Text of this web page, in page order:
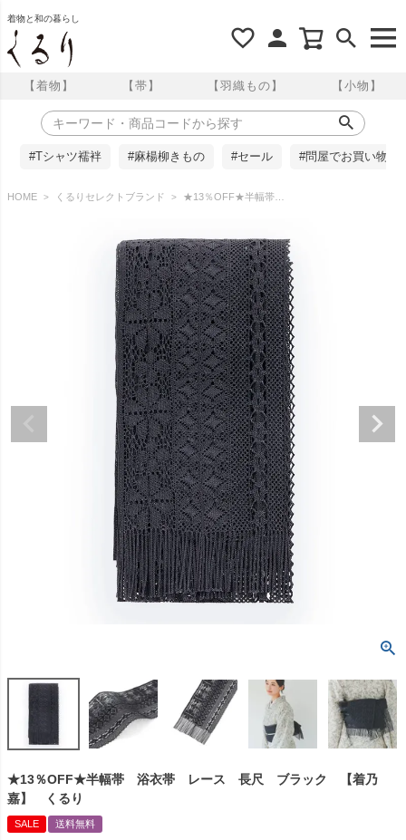
着物と和の暮らし
【着物】 【帯】 【羽織もの】 【小物】
#Tシャツ襦袢 #麻楊柳きもの #セール #問屋でお買い物
HOME くるりセレクトブランド ★13％OFF★半幅帯 浴衣帯 レース 長尺 ブラック 【着乃嘉】 くるり
★13％OFF★半幅帯 浴衣帯 レース 長尺 ブラック 【着乃
嘉】 くるり
SALE 送料無料